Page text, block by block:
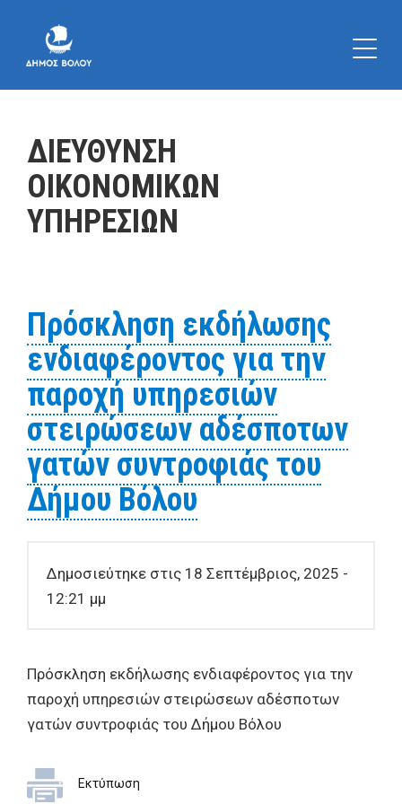
ΔΙΕΥΘΥΝΣΗ
ΟΙΚΟΝΟΜΙΚΩΝ
ΥΠΗΡΕΣΙΩΝ
Πρόσκληση εκδήλωσης
ενδιαφέροντος για την
παροχή υπηρεσιών
στειρώσεων αδέσποτων
γατών συντροφιάς του
Δήμου Βόλου
Δημοσιεύτηκε στις 18 Σεπτέμβριος, 2025 -
12:21 μμ
Πρόσκληση εκδήλωσης ενδιαφέροντος για την
παροχή υπηρεσιών στειρώσεων αδέσποτων
γατών συντροφιάς του Δήμου Βόλου
Εκτύπωση